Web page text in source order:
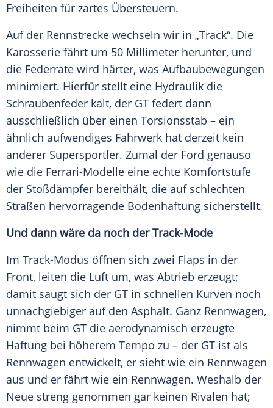
Freiheiten für zartes Übersteuern.
Auf der Rennstrecke wechseln wir in „Track“. Die
Karosserie fährt um 50 Millimeter herunter, und
die Federrate wird härter, was Aufbaubewegungen
minimiert. Hierfür stellt eine Hydraulik die
Schraubenfeder kalt, der GT federt dann
ausschließlich über einen Torsionsstab – ein
ähnlich aufwendiges Fahrwerk hat derzeit kein
anderer Supersportler. Zumal der Ford genauso
wie die Ferrari-Modelle eine echte Komfortstufe
der Stoßdämpfer bereithält, die auf schlechten
Straßen hervorragende Bodenhaftung sicherstellt.
Und dann wäre da noch der Track-Mode
Im Track-Modus öffnen sich zwei Flaps in der
Front, leiten die Luft um, was Abtrieb erzeugt;
damit saugt sich der GT in schnellen Kurven noch
unnachgiebiger auf den Asphalt. Ganz Rennwagen,
nimmt beim GT die aerodynamisch erzeugte
Haftung bei höherem Tempo zu – der GT ist als
Rennwagen entwickelt, er sieht wie ein Rennwagen
aus und er fährt wie ein Rennwagen. Weshalb der
Neue streng genommen gar keinen Rivalen hat;